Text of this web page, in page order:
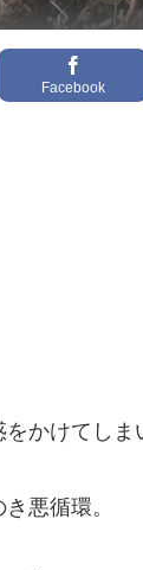
Facebook
かけてしま
悪循環。